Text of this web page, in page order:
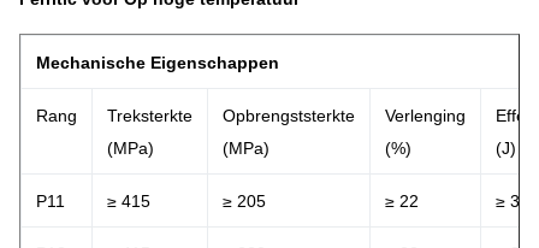
Mechanische Eigenschappen
Rang
Treksterkte
(MPa)
Opbrengststerkte
(MPa)
Verlenging
(%)
(J)
P11 ≥ 415 ≥ 205 ≥ 22 ≥ 35